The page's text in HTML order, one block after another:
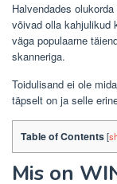
Halvendades
võivad olla kahjulikud
väga populaarne
skanneriga.
Toidulisand ei ole
täpselt on ja selle
Table of Contents[
Mis on